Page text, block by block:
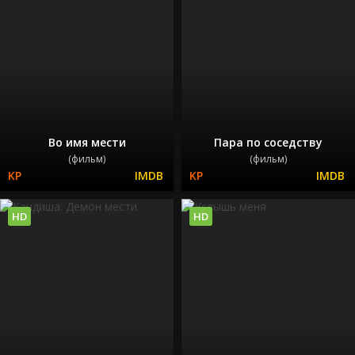
Во имя мести
(фильм)
Пара по соседству
(фильм)
HD HD